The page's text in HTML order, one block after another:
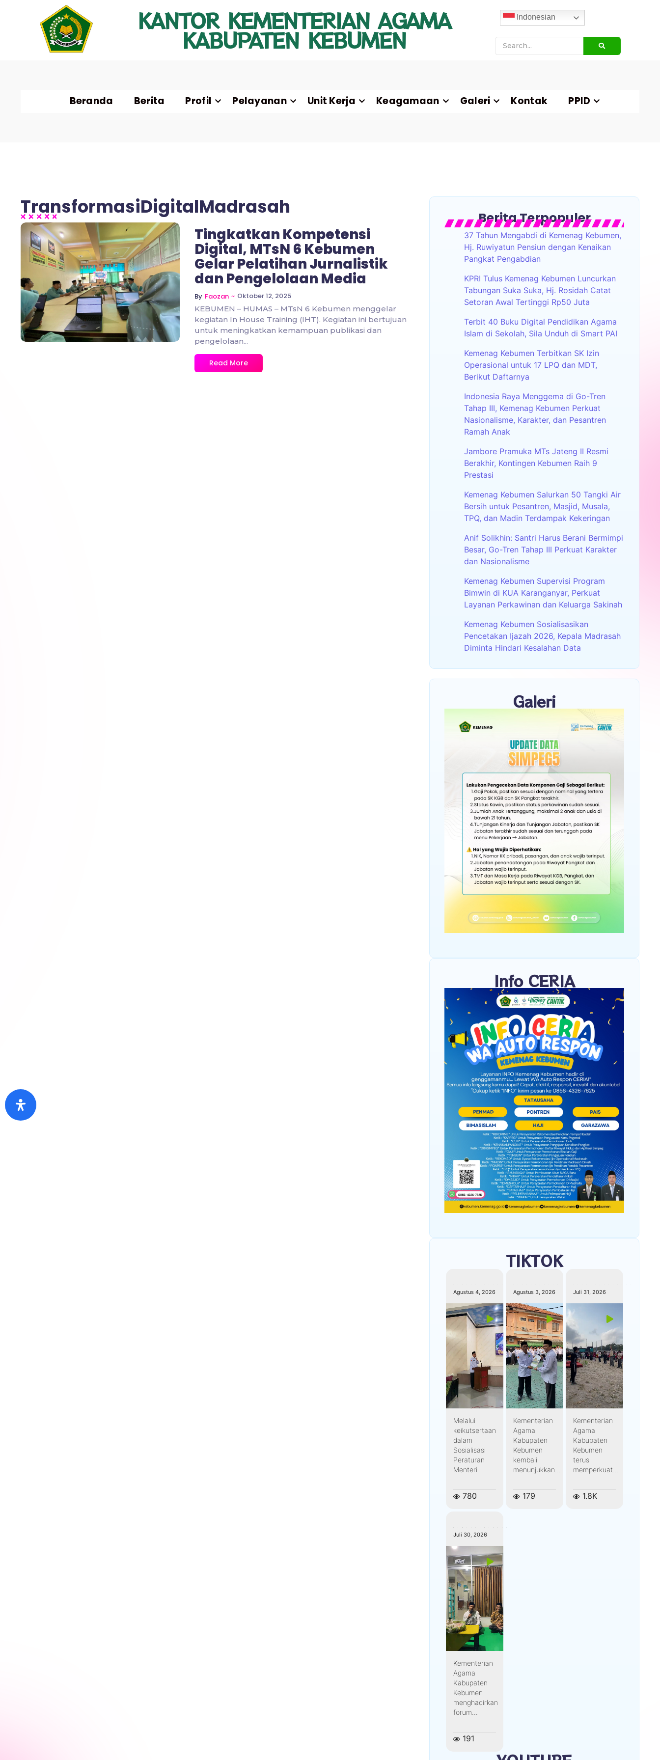
KANTOR KEMENTERIAN AGAMA
KABUPATEN KEBUMEN
Indonesian
Beranda Berita Profil Pelayanan Unit Kerja Keagamaan Galeri Kontak PPID
TransformasiDigitalMadrasah
No Comments
Tingkatkan Kompetensi
Digital, MTsN 6 Kebumen
Gelar Pelatihan Jurnalistik
dan Pengelolaan Media
By Faozan ~ Oktober 12, 2025
KEBUMEN – HUMAS – MTsN 6 Kebumen menggelar
kegiatan In House Training (IHT). Kegiatan ini bertujuan
untuk meningkatkan kemampuan publikasi dan
pengelolaan...
Read More
Berita Terpopuler
37 Tahun Mengabdi di Kemenag Kebumen,
Hj. Ruwiyatun Pensiun dengan Kenaikan
Pangkat Pengabdian
KPRI Tulus Kemenag Kebumen Luncurkan
Tabungan Suka Suka, Hj. Rosidah Catat
Setoran Awal Tertinggi Rp50 Juta
Terbit 40 Buku Digital Pendidikan Agama
Islam di Sekolah, Sila Unduh di Smart PAI
Kemenag Kebumen Terbitkan SK Izin
Operasional untuk 17 LPQ dan MDT,
Berikut Daftarnya
Indonesia Raya Menggema di Go-Tren
Tahap III, Kemenag Kebumen Perkuat
Nasionalisme, Karakter, dan Pesantren
Ramah Anak
Jambore Pramuka MTs Jateng II Resmi
Berakhir, Kontingen Kebumen Raih 9
Prestasi
Kemenag Kebumen Salurkan 50 Tangki Air
Bersih untuk Pesantren, Masjid, Musala,
TPQ, dan Madin Terdampak Kekeringan
Anif Solikhin: Santri Harus Berani Bermimpi
Besar, Go-Tren Tahap III Perkuat Karakter
dan Nasionalisme
Kemenag Kebumen Supervisi Program
Bimwin di KUA Karanganyar, Perkuat
Layanan Perkawinan dan Keluarga Sakinah
Kemenag Kebumen Sosialisasikan
Pencetakan Ijazah 2026, Kepala Madrasah
Diminta Hindari Kesalahan Data
Galeri
Info CERIA
TIKTOK
Agustus 4, 2026
Melalui
keikutsertaan
dalam
Sosialisasi
Peraturan
Menteri...
780
Agustus 3, 2026
Kementerian
Agama
Kabupaten
Kebumen
kembali
menunjukkan...
179
Juli 31, 2026
Kementerian
Agama
Kabupaten
Kebumen
terus
memperkuat...
1.8K
Juli 30, 2026
Kementerian
Agama
Kabupaten
Kebumen
menghadirkan
forum...
191